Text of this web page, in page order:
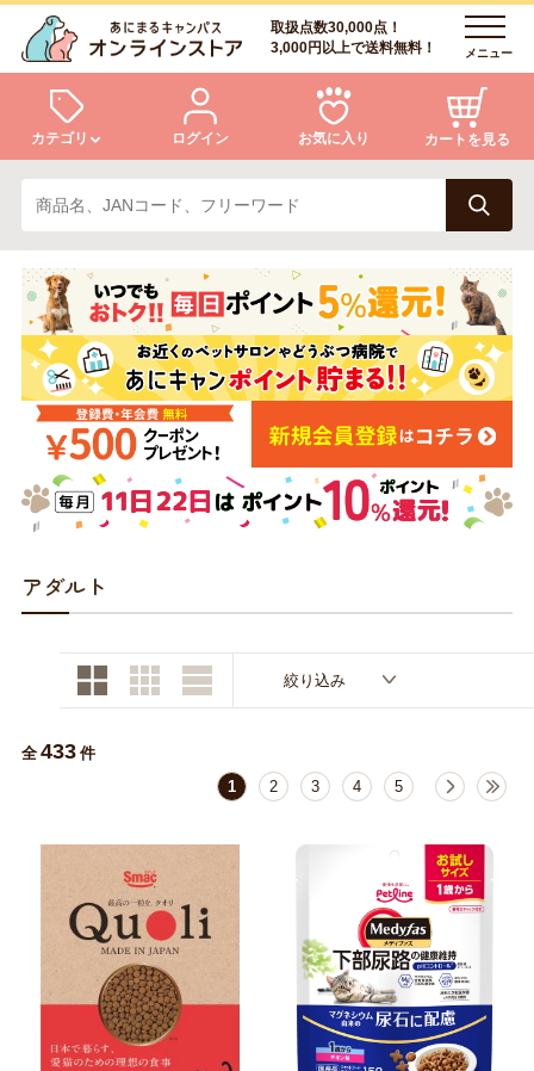
取扱点数30,000点！
3,000円以上で送料無料！
メニュー
カテゴリ
犬 猫
小動物・鳥 アクア・爬虫類・昆虫
ドッグフード キャットフード
美容・ケア用品 服・おさんぽ用品
日用品（デイリー）
トリマーグッズ シニアサポート
ログイン お気に入り カートを見る
ログイン
会員登録
あにまるキャンパスについて
アフターサービス
商品リクエスト
お問い合わせ
アダルト
絞り込み
全 433 件
1
2 3 4 5